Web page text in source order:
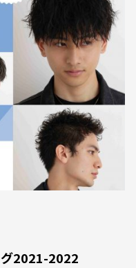
グ2021-2022